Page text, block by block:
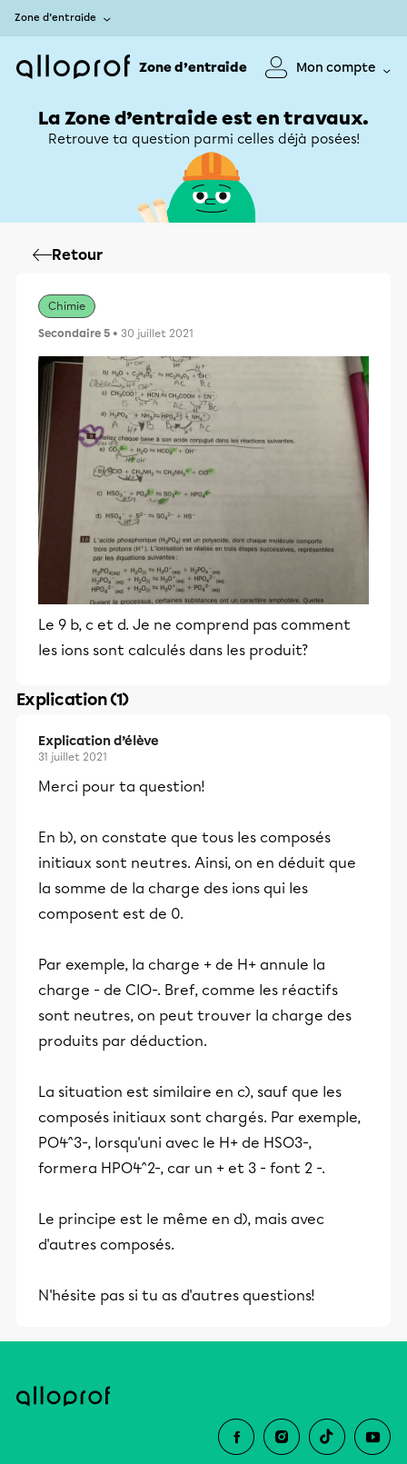
Zone d’entraide
Zone d’entraide Mon compte
La Zone d’entraide est en travaux.
Retrouve ta question parmi celles déjà posées!
Retour
Chimie
Secondaire 5 • 30 juillet 2021
Le 9 b, c et d. Je ne comprend pas comment
les ions sont calculés dans les produit?
Explication (1)
Explication d’élève
31 juillet 2021
Merci pour ta question!
En b), on constate que tous les composés
initiaux sont neutres. Ainsi, on en déduit que
la somme de la charge des ions qui les
composent est de 0.
Par exemple, la charge + de H+ annule la
charge - de ClO-. Bref, comme les réactifs
sont neutres, on peut trouver la charge des
produits par déduction.
La situation est similaire en c), sauf que les
composés initiaux sont chargés. Par exemple,
PO4^3-, lorsqu'uni avec le H+ de HSO3-,
formera HPO4^2-, car un + et 3 - font 2 -.
Le principe est le même en d), mais avec
d'autres composés.
N'hésite pas si tu as d'autres questions!